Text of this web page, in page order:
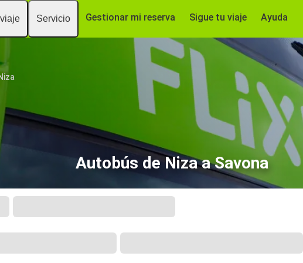
Servicio Gestionar mi reserva Sigue tu viaje Ayuda
Autobús de Niza a Savona